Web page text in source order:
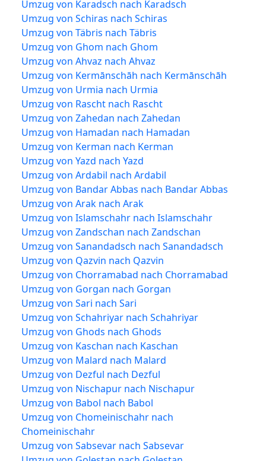
Umzug von Karadsch nach Karadsch
Umzug von Schiras nach Schiras
Umzug von Täbris nach Täbris
Umzug von Ghom nach Ghom
Umzug von Ahvaz nach Ahvaz
Umzug von Kermānschāh nach Kermānschāh
Umzug von Urmia nach Urmia
Umzug von Rascht nach Rascht
Umzug von Zahedan nach Zahedan
Umzug von Hamadan nach Hamadan
Umzug von Kerman nach Kerman
Umzug von Yazd nach Yazd
Umzug von Ardabil nach Ardabil
Umzug von Bandar Abbas nach Bandar Abbas
Umzug von Arak nach Arak
Umzug von Islamschahr nach Islamschahr
Umzug von Zandschan nach Zandschan
Umzug von Sanandadsch nach Sanandadsch
Umzug von Qazvin nach Qazvin
Umzug von Chorramabad nach Chorramabad
Umzug von Gorgan nach Gorgan
Umzug von Sari nach Sari
Umzug von Schahriyar nach Schahriyar
Umzug von Ghods nach Ghods
Umzug von Kaschan nach Kaschan
Umzug von Malard nach Malard
Umzug von Dezful nach Dezful
Umzug von Nischapur nach Nischapur
Umzug von Babol nach Babol
Umzug von Chomeinischahr nach
Chomeinischahr
Umzug von Sabsevar nach Sabsevar